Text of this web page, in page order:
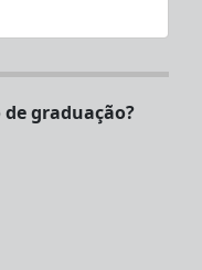
Possui diploma ou certificado de graduação?